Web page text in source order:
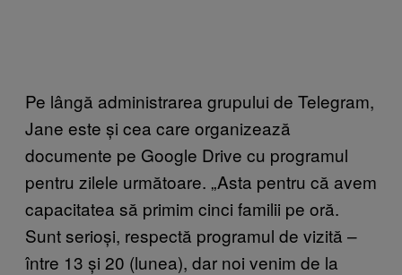
Pe lângă administrarea grupului de Telegram,
Jane este și cea care organizează
documente pe Google Drive cu programul
pentru zilele următoare. „Asta pentru că avem
capacitatea să primim cinci familii pe oră.
Sunt serioși, respectă programul de vizită –
între 13 și 20 (lunea), dar noi venim de la